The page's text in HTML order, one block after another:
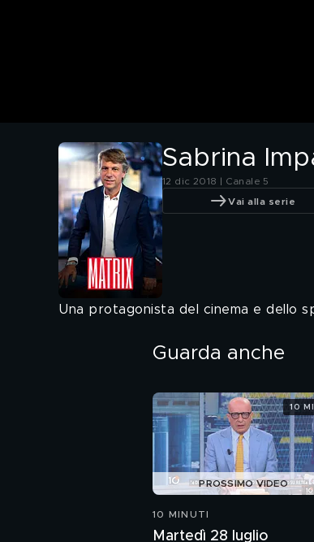
Sabrina
12 dic 2018 | Canale 5
Vai alla serie
Una protagonista del cinema e dello
Guarda anche
PROSSIMO VIDEO
10 MINUTI
Martedì 28 luglio
10